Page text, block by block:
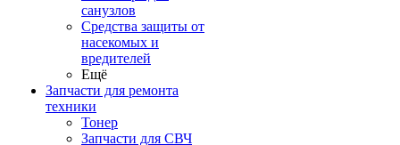
санузлов
Средства защиты от
насекомых и
вредителей
Ещё
Запчасти для ремонта
техники
Тонер
Запчасти для СВЧ